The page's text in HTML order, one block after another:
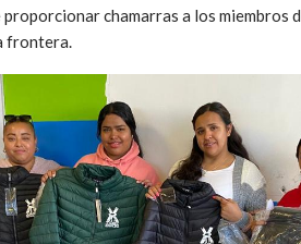
proporcionar chamarras a los miembros
frontera.